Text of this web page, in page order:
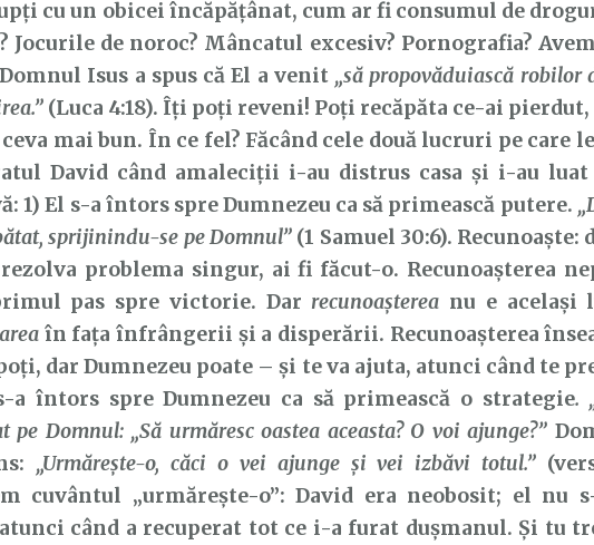
cu un obicei încăpățânat, cum ar fi consumul de
Jocurile de noroc? Mâncatul excesiv? Pornografia?
Isus a spus că El a venit „să propovăduiască robilor
(Luca 4:18). Îți poți reveni! Poți recăpăta ce-ai pierdut,
mai bun. În ce fel? Făcând cele două lucruri pe care
David când amaleciții i-au distrus casa și i-au
1) El s-a întors spre Dumnezeu ca să primească putere.
sprijinindu-se pe Domnul”(1 Samuel 30:6). Recunoaște:
problema singur, ai fi făcut-o. Recunoașterea
pas spre victorie. Dar recunoașterea nu e același
în fața înfrângerii și a disperării. Recunoașterea
dar Dumnezeu poate – și te va ajuta, atunci când te
a întors spre Dumnezeu ca să primească o strategie.
pe Domnul: „Să urmăresc oastea aceasta? O voi ajunge?”
„Urmăreşte-o, căci o vei ajunge şi vei izbăvi totul.”
cuvântul „urmărește-o”: David era neobosit; el nu
când a recuperat tot ce i-a furat dușmanul. Și tu